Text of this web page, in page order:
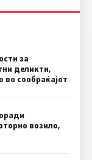
за
деликти,
во сообраќајот
возило,